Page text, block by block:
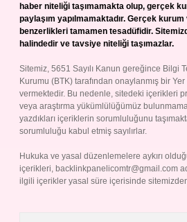
haber niteliği taşımamakta olup, gerçek
paylaşım yapılmamaktadır. Gerçek
benzerlikleri tamamen tesadüfidir.
halindedir ve tavsiye niteliği taşımazlar.
Sitemiz, 5651 Sayılı Kanun gereğince Bilgi
Kurumu (BTK) tarafından onaylanmış bir
vermektedir. Bu nedenle, sitedeki içerikleri
veya araştırma yükümlülüğümüz
yazdıkları içeriklerin sorumluluğunu
sorumluluğu kabul etmiş sayılırlar.
Hukuka ve yasal düzenlemelere aykırı
içerikleri, backlinkpanelicomtr@gmail.com
ilgili içerikler yasal süre içerisinde sitemizden